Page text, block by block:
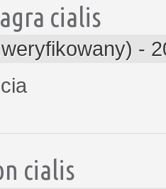
cialis
-
cialis